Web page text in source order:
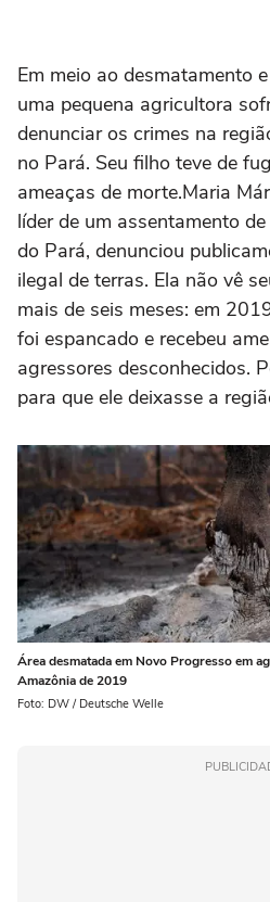
Em meio ao desmatamento
uma pequena agricultora
denunciar os crimes na
no Pará. Seu filho teve de
ameaças de morte.Maria
líder de um assentamento
do Pará, denunciou
ilegal de terras. Ela não vê
mais de seis meses: em
foi espancado e recebeu
agressores desconhecidos.
para que ele deixasse a
Área desmatada em Novo Progresso em
Amazônia de 2019
Foto: DW / Deutsche Welle